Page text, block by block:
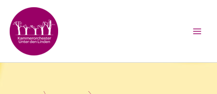
Inhalt
springen